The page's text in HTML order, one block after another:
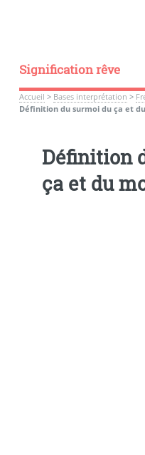
Signification rêve
Accueil > Bases interprétation >
Définition du surmoi du ça et
Définition
ça et du